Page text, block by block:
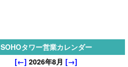
SOHOタワー営業カレンダー
[←] 2026年8月 [→]